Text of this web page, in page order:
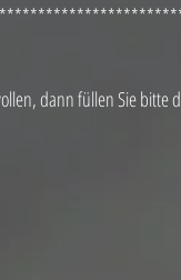
dann füllen Sie bitte